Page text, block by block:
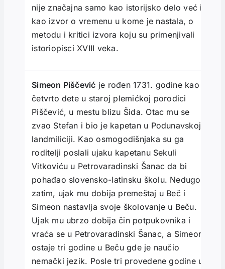
nije značajna samo kao istorijsko delo već i
kao izvor o vremenu u kome je nastala, o
metodu i kritici izvora koju su primenjivali
istoriopisci XVIII veka.
Simeon Piščević je rođen 1731. godine kao
četvrto dete u staroj plemićkoj porodici
Piščević, u mestu blizu Šida. Otac mu se
zvao Stefan i bio je kapetan u Podunavskoj
landmiliciji. Kao osmogodišnjaka su ga
roditelji poslali ujaku kapetanu Sekuli
Vitkoviću u Petrovaradinski Šanac da bi
pohađao slovensko-latinsku školu. Nedugo
zatim, ujak mu dobija premeštaj u Beč i
Simeon nastavlja svoje školovanje u Beču.
Ujak mu ubrzo dobija čin potpukovnika i
vraća se u Petrovaradinski Šanac, a Simeon
ostaje tri godine u Beču gde je naučio
nemački jezik. Posle tri provedene godine u